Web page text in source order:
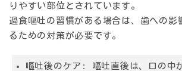
りやすい部位とされています。
過食嘔吐の習慣がある場合は、歯への影
るための対策が必要です。
嘔吐後のケア:
嘔吐直後は、口の中